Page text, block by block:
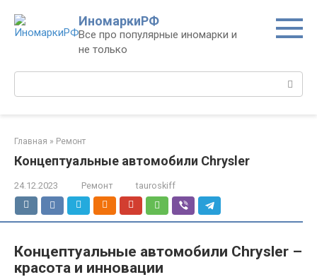
контенту
ИномаркиРФ
Все про популярные иномарки и
не только
Поиск:
Главная » Ремонт
Концептуальные автомобили Chrysler
24.12.2023 Ремонт tauroskiff
Концептуальные автомобили Chrysler –
красота и инновации